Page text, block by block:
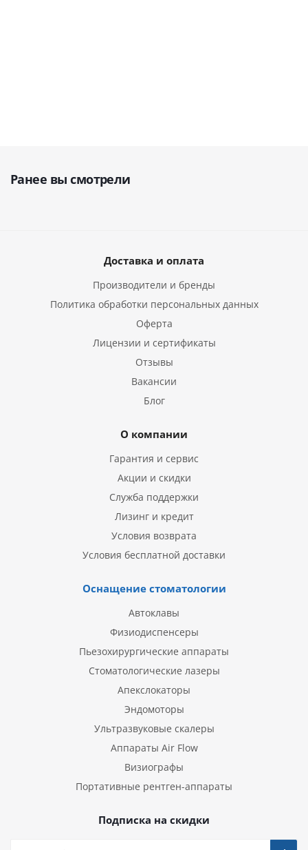
Ранее вы смотрели
Доставка и оплата
Производители и бренды
Политика обработки персональных данных
Оферта
Лицензии и сертификаты
Отзывы
Вакансии
Блог
О компании
Гарантия и сервис
Акции и скидки
Служба поддержки
Лизинг и кредит
Условия возврата
Условия бесплатной доставки
Оснащение стоматологии
Автоклавы
Физиодиспенсеры
Пьезохирургические аппараты
Стоматологические лазеры
Апекслокаторы
Эндомоторы
Ультразвуковые скалеры
Аппараты Air Flow
Визиографы
Портативные рентген-аппараты
Подписка на скидки